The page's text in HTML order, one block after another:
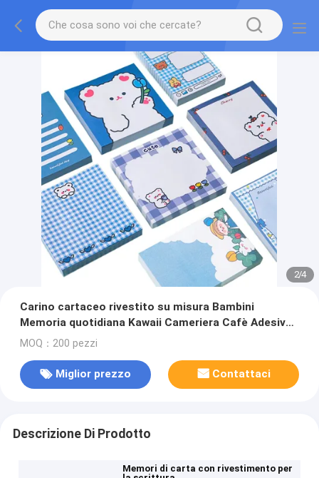
2/4
Carino cartaceo rivestito su misura Bambini
Memoria quotidiana Kawaii Cameriera Cafè Adesivo
30/50 Foglietti Prodotti scolastici Adesivi
MOQ：200 pezzi
Miglior prezzo Contattaci
Descrizione Di Prodotto
Memori di carta con rivestimento per